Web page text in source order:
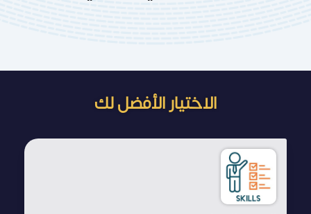
الاختيار الأفضل لك